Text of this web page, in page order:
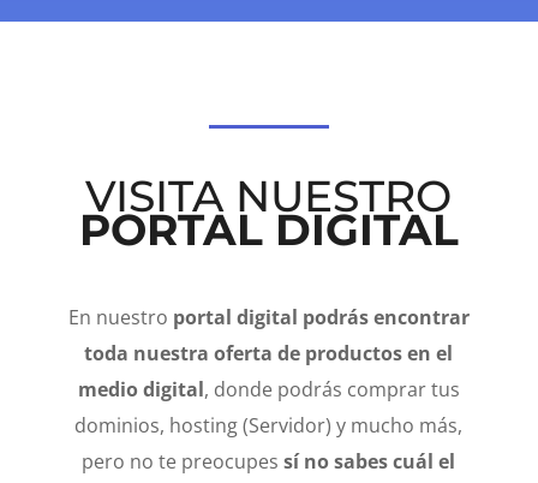
VISITA NUESTRO
PORTAL DIGITAL
En nuestro portal digital podrás encontrar
toda nuestra oferta de productos en el
medio digital, donde podrás comprar tus
dominios, hosting (Servidor) y mucho más,
pero no te preocupessí no sabes cuál el